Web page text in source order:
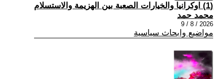
(1) اوكرانيا والخيارات الصعبة بين الهزيمة والاستسلام
محمد حمد
2026 / 8 / 9
مواضيع وابحاث سياسية